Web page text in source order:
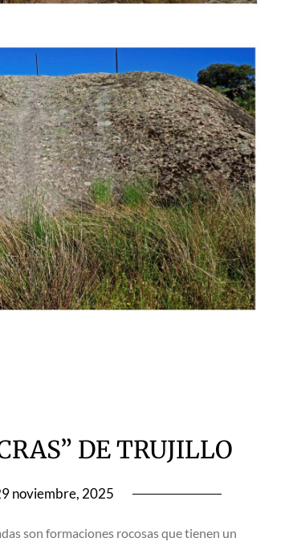
DE TRUJILLO
noviembre, 2025
son formaciones rocosas que tienen un